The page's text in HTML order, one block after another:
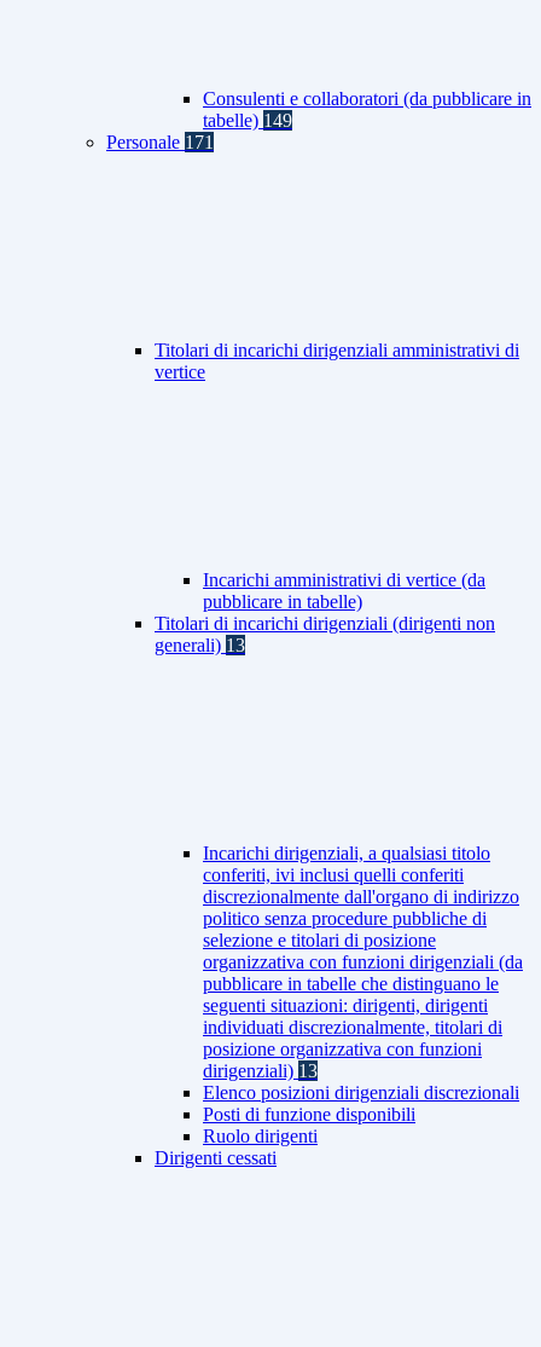
Consulenti e collaboratori (da pubblicare in
tabelle) 149
Personale 171
Titolari di incarichi dirigenziali amministrativi di
vertice
Incarichi amministrativi di vertice (da
pubblicare in tabelle)
Titolari di incarichi dirigenziali (dirigenti non
generali) 13
Incarichi dirigenziali, a qualsiasi titolo
conferiti, ivi inclusi quelli conferiti
discrezionalmente dall'organo di indirizzo
politico senza procedure pubbliche di
selezione e titolari di posizione
organizzativa con funzioni dirigenziali (da
pubblicare in tabelle che distinguano le
seguenti situazioni: dirigenti, dirigenti
individuati discrezionalmente, titolari di
posizione organizzativa con funzioni
dirigenziali) 13
Elenco posizioni dirigenziali discrezionali
Posti di funzione disponibili
Ruolo dirigenti
Dirigenti cessati